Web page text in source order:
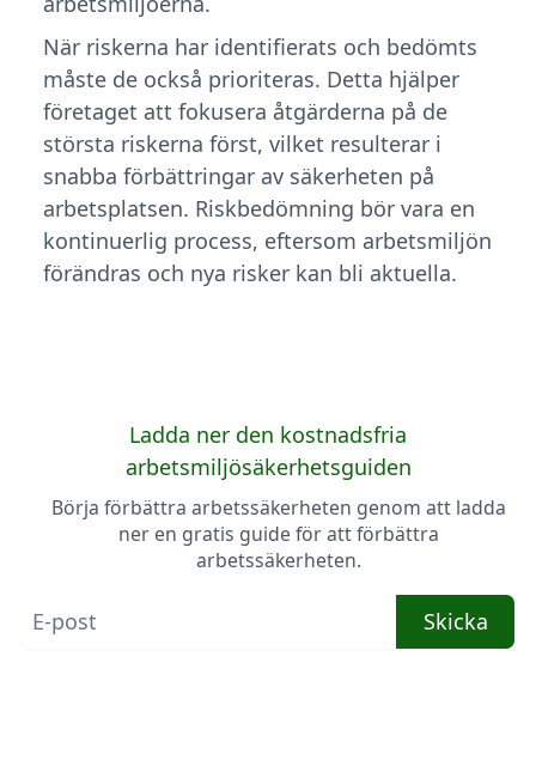
När riskerna har identifierats och bedömts
måste de också prioriteras. Detta hjälper
företaget att fokusera åtgärderna på de
största riskerna först, vilket resulterar i
snabba förbättringar av säkerheten på
arbetsplatsen. Riskbedömning bör vara en
kontinuerlig process, eftersom arbetsmiljön
förändras och nya risker kan bli aktuella.
Ladda ner den kostnadsfria
arbetsmiljösäkerhetsguiden
Börja förbättra arbetssäkerheten genom att ladda
ner en gratis guide för att förbättra
arbetssäkerheten.
Skicka